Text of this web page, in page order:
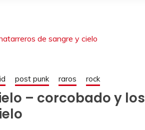
de sangre y cielo
post punk raros rock
– corcobado y los